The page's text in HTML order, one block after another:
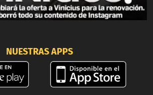
NUESTRAS APPS